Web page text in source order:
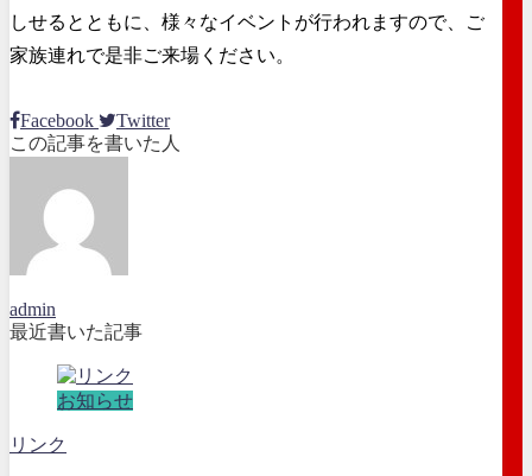
しせるとともに、様々なイベントが行われますので、ご
家族連れで是非ご来場ください。
Facebook
Twitter
この記事を書いた人
admin
最近書いた記事
お知らせ
リンク